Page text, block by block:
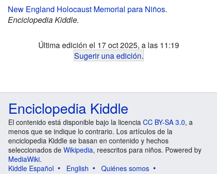
New England Holocaust Memorial para Niños.
Enciclopedia Kiddle.
Última edición el 17 oct 2025, a las 11:19
Sugerir una edición.
Enciclopedia Kiddle
El contenido está disponible bajo la licencia CC BY-SA 3.0, a
menos que se indique lo contrario. Los artículos de la
enciclopedia Kiddle se basan en contenido y hechos
seleccionados de Wikipedia, reescritos para niños. Powered by
MediaWiki.
Kiddle Español
English
Quiénes somos